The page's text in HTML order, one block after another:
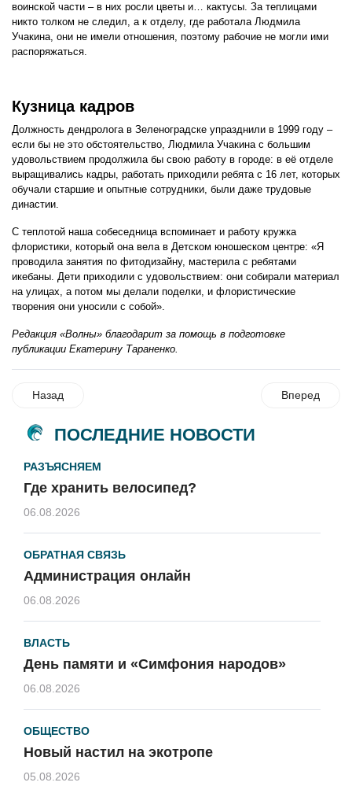
воинской части – в них росли цветы и… кактусы. За теплицами
никто толком не следил, а к отделу, где работала Людмила
Учакина, они не имели отношения, поэтому рабочие не могли ими
распоряжаться.
Кузница кадров
Должность дендролога в Зеленоградске упразднили в 1999 году –
если бы не это обстоятельство, Людмила Учакина с большим
удовольствием продолжила бы свою работу в городе: в её отделе
выращивались кадры, работать приходили ребята с 16 лет, которых
обучали старшие и опытные сотрудники, были даже трудовые
династии.
С теплотой наша собеседница вспоминает и работу кружка
флористики, который она вела в Детском юношеском центре: «Я
проводила занятия по фитодизайну, мастерила с ребятами
икебаны. Дети приходили с удовольствием: они собирали материал
на улицах, а потом мы делали поделки, и флористические
творения они уносили с собой».
Редакция «Волны» благодарит за помощь в подготовке
публикации Екатерину Тараненко.
Назад Вперед
ПОСЛЕДНИЕ НОВОСТИ
РАЗЪЯСНЯЕМ
Где хранить велосипед?
06.08.2026
ОБРАТНАЯ СВЯЗЬ
Администрация онлайн
06.08.2026
ВЛАСТЬ
День памяти и «Симфония народов»
06.08.2026
ОБЩЕСТВО
Новый настил на экотропе
05.08.2026